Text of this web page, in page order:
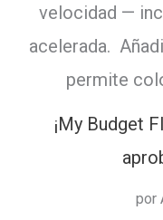
velocidad —
acelerada.
permite
¡My Budget
por